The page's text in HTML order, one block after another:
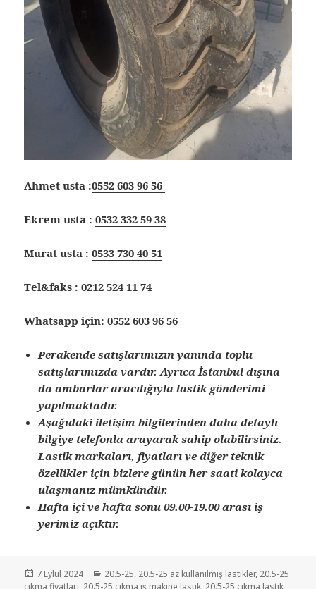
Ahmet usta :0552 603 96 56
Ekrem usta :0532 332 59 38
Murat usta :0533 730 40 51
Tel&faks :0212 524 11 74
Whatsapp için: 0552 603 96 56
Perakende satışlarımızın yanında toplu
satışlarımızda vardır. Ayrıca İstanbul dışına
da ambarlar aracılığıyla lastik gönderimi
yapılmaktadır.
Aşağıdaki iletişim bilgilerinden daha detaylı
bilgiye telefonla arayarak sahip olabilirsiniz.
Lastik markaları, fiyatları ve diğer teknik
özellikler için bizlere günün her saati kolayca
ulaşmanız mümkündür.
Hafta içi ve hafta sonu 09.00-19.00 arası iş
yerimiz açıktır.
Yayın
tarihi
7 Eylül 2024 Kategoriler
20.5-25, 20.5-25 az kullanılmış lastikler, 20.5-25